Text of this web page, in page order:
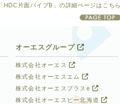
「HDC片面パイプB」の詳細ページはこちら
オーエスグループ
株式会社オーエス
株式会社オーエスエム
株式会社オーエスプラスe
株式会社オーエスビー北海道